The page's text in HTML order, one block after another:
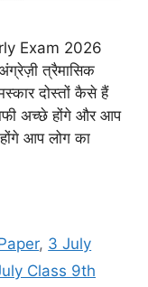
Exam 2026
त्रैमासिक
दोस्तों कैसे हैं
अच्छे होंगे और आप
आप लोग का
, 3 July
Class 9th